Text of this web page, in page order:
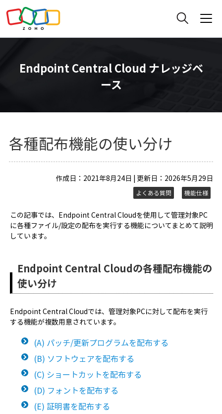
Endpoint Central Cloud ナレッジベ
ース
各種配布機能の使い分け
作成日：2021年8月24日 | 更新日：2026年5月29日
よくある質問 機能仕様
この記事では、Endpoint Central Cloudを使用して管理対象PC
に各種ファイル/設定の配布を実行する機能についてまとめて説明
しています。
Endpoint Central Cloudの各種配布機能の
使い分け
Endpoint Central Cloudでは、管理対象PCに対して配布を実行
する機能が複数用意されています。
(A) パッチ/更新プログラムを配布する
(B) ソフトウェアを配布する
(C) ショートカットを配布する
(D) フォントを配布する
(E) 証明書を配布する